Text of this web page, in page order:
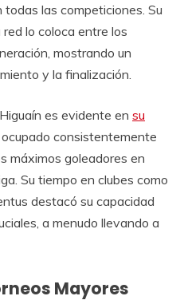
las competiciones. Su
lo coloca entre los
mostrando un
y la finalización.
es evidente en su
consistentemente
máximos goleadores en
Su tiempo en clubes como
destacó su capacidad
a menudo llevando a
Mayores